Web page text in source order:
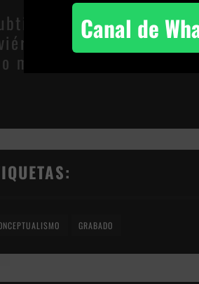
porLuísa
en Amigo, para
más cosas como
GRABADO
Canal de